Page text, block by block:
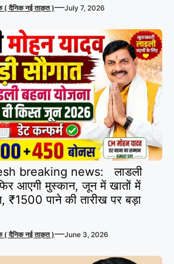
( दैनिक नई ताक़त )—July 7, 2026
breaking news: लाडली
आएगी मुस्कान, जून में खातों में
₹1500 पाने की तारीख पर बड़ा
( दैनिक नई ताक़त )—June 3, 2026